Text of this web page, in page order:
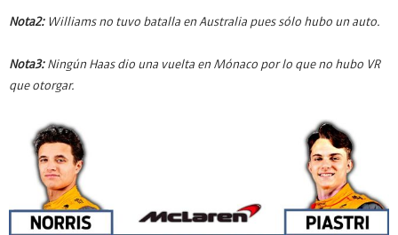
Nota2:Williams no tuvo batalla en Australia pues sólo hubo un auto.
Nota3:Ningún Haas dio una vuelta en Mónaco por lo que no hubo VR
que otorgar.